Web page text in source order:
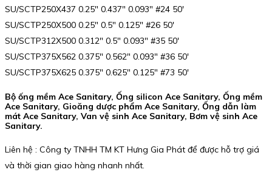
SU/SCTP250X437 0.25″ 0.437″ 0.093″ #24 50′
SU/SCTP250X500 0.25″ 0.5″ 0.125″ #26 50′
SU/SCTP312X500 0.312″ 0.5″ 0.093″ #35 50′
SU/SCTP375X562 0.375″ 0.562″ 0.093″ #36 50′
SU/SCTP375X625 0.375″ 0.625″ 0.125″ #73 50′
Bộ ống mềm Ace Sanitary, Ống silicon Ace Sanitary, Ống mềm
Ace Sanitary, Gioăng dược phẩm Ace Sanitary, Ống dẫn làm
mát Ace Sanitary, Van vệ sinh Ace Sanitary, Bơm vệ sinh Ace
Sanitary.
Liên hệ : Công ty TNHH TM KT Hưng Gia Phát để được hỗ trợ giá
và thời gian giao hàng nhanh nhất.